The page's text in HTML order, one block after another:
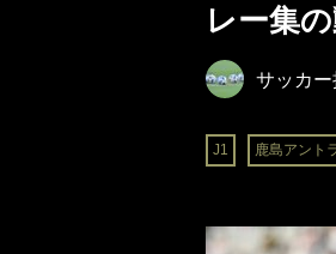
レー集
サッカ
J1 鹿島アント